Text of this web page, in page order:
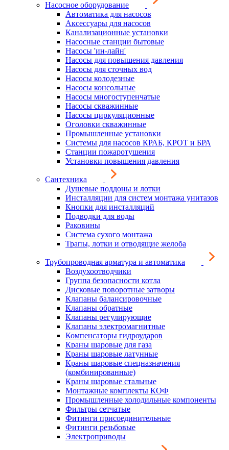
Насосное оборудование
Автоматика для насосов
Аксессуары для насосов
Канализационные установки
Насосные станции бытовые
Насосы 'ин-лайн'
Насосы для повышения давления
Насосы для сточных вод
Насосы колодезные
Насосы консольные
Насосы многоступенчатые
Насосы скважинные
Насосы циркуляционные
Оголовки скважинные
Промышленные установки
Системы для насосов КРАБ, КРОТ и БРА
Станции пожаротушения
Установки повышения давления
Сантехника
Душевые поддоны и лотки
Инсталляции для систем монтажа унитазов
Кнопки для инсталляций
Подводки для воды
Раковины
Система сухого монтажа
Трапы, лотки и отводящие желоба
Трубопроводная арматура и автоматика
Воздухоотводчики
Группа безопасности котла
Дисковые поворотные затворы
Клапаны балансировочные
Клапаны обратные
Клапаны регулирующие
Клапаны электромагнитные
Компенсаторы гидроударов
Краны шаровые для газа
Краны шаровые латунные
Краны шаровые спецназначения
(комбинированные)
Краны шаровые стальные
Монтажные комплекты КОФ
Промышленные холодильные компоненты
Фильтры сетчатые
Фитинги присоединительные
Фитинги резьбовые
Электроприводы